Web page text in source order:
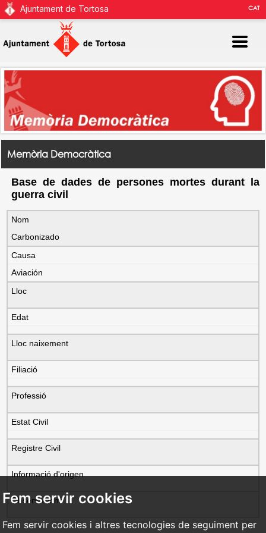
Fem servir cookies
Fem servir cookies i altres tecnologies de seguiment per
Ajuntament de Tortosa CAT
Memòria Democràtica
Base de dades de persones mortes durant la
guerra civil
Nom
Carbonizado
Causa
Aviación
Lloc
Edat
Lloc naixement
Filiació
Professió
Estat Civil
Registre Civil
Informació d'origen
Observacions